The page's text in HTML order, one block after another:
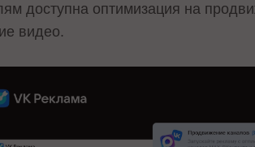
доступна оптимизация на
видео.